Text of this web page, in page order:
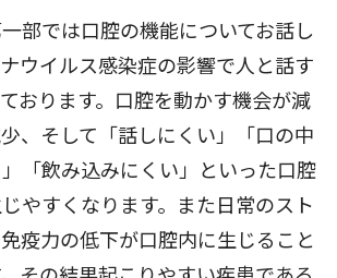
部では口腔の機能についてお話し
ウイルス感染症の影響で人と話す
おります。口腔を動かす機会が減
、そして「話しにくい」「口の中
「飲み込みにくい」といった口腔
やすくなります。また日常のスト
疫力の低下が口腔内に生じること